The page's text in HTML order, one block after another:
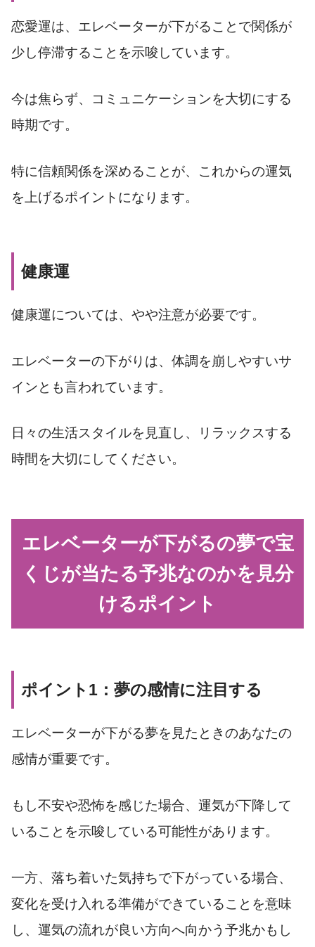
恋愛運は、エレベーターが下がることで関係が
少し停滞することを示唆しています。
今は焦らず、コミュニケーションを大切にする
時期です。
特に信頼関係を深めることが、これからの運気
を上げるポイントになります。
健康運
健康運については、やや注意が必要です。
エレベーターの下がりは、体調を崩しやすいサ
インとも言われています。
日々の生活スタイルを見直し、リラックスする
時間を大切にしてください。
エレベーターが下がるの夢で宝
くじが当たる予兆なのかを見分
けるポイント
ポイント1：夢の感情に注目する
エレベーターが下がる夢を見たときのあなたの
感情が重要です。
もし不安や恐怖を感じた場合、運気が下降して
いることを示唆している可能性があります。
一方、落ち着いた気持ちで下がっている場合、
変化を受け入れる準備ができていることを意味
し、運気の流れが良い方向へ向かう予兆かもし